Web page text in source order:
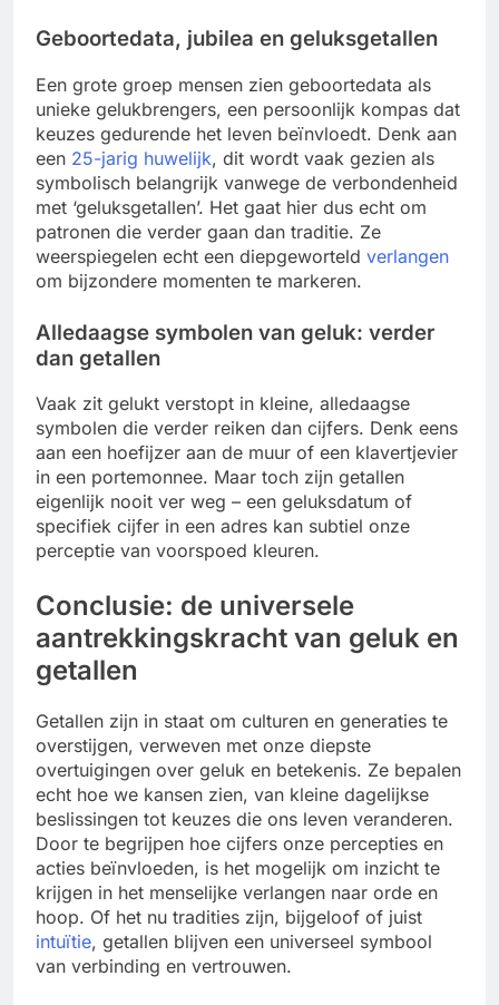
Geboortedata, jubilea en geluksgetallen
Een grote groep mensen zien geboortedata als
unieke gelukbrengers, een persoonlijk kompas dat
keuzes gedurende het leven beïnvloedt. Denk aan
een 25-jarig huwelijk, dit wordt vaak gezien als
symbolisch belangrijk vanwege de verbondenheid
met ‘geluksgetallen’. Het gaat hier dus echt om
patronen die verder gaan dan traditie. Ze
weerspiegelen echt een diepgeworteld verlangen
om bijzondere momenten te markeren.
Alledaagse symbolen van geluk: verder
dan getallen
Vaak zit gelukt verstopt in kleine, alledaagse
symbolen die verder reiken dan cijfers. Denk eens
aan een hoefijzer aan de muur of een klavertjevier
in een portemonnee. Maar toch zijn getallen
eigenlijk nooit ver weg – een geluksdatum of
specifiek cijfer in een adres kan subtiel onze
perceptie van voorspoed kleuren.
Conclusie: de universele
aantrekkingskracht van geluk en
getallen
Getallen zijn in staat om culturen en generaties te
overstijgen, verweven met onze diepste
overtuigingen over geluk en betekenis. Ze bepalen
echt hoe we kansen zien, van kleine dagelijkse
beslissingen tot keuzes die ons leven veranderen.
Door te begrijpen hoe cijfers onze percepties en
acties beïnvloeden, is het mogelijk om inzicht te
krijgen in het menselijke verlangen naar orde en
hoop. Of het nu tradities zijn, bijgeloof of juist
intuïtie, getallen blijven een universeel symbool
van verbinding en vertrouwen.